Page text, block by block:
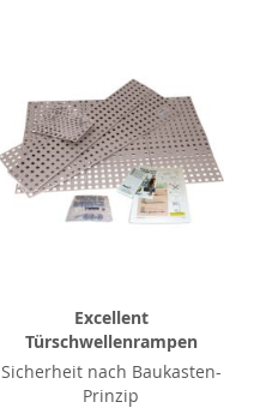
Excellent
Türschwellenrampen
Sicherheit nach Baukasten-
Prinzip